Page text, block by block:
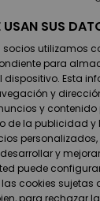
Zapatos y
chanclas
Surf
Snow
Zapatos y
chanclas
Surf
Snow
Destacados
Snow
Highlights
Comunidad
Snow Niños
Tienda
Snow Mujer
Destacados
Outlet
Mujer
Devoluciones
Pago
Tarjeta de
regalo
Quiksilver
Freedom
SUS
socios utilizamos
para
dispositivo. Esta
y
y
de la publicidad y
y
puede
cookies sujetas
para rechazar